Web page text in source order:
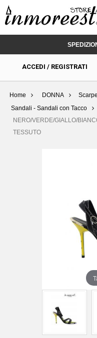
ACCEDI / REGISTRATI
Home DONNA
Sandali - Sandali con Tacco
NERO/VERDE/GIALLO/
TESSUTO